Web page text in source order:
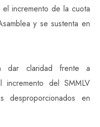
incremento de la cuota
y se sustenta en
dar claridad frente a
incremento del SMMLV
en